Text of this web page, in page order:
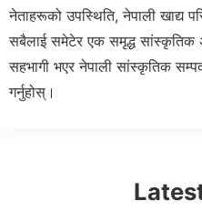
नेताहरूको उपस्थिति, नेपाली खाद्य
सबैलाई समेटेर एक समृद्ध सांस्कृतिक
सहभागी भएर नेपाली सांस्कृतिक
गर्नुहोस्।